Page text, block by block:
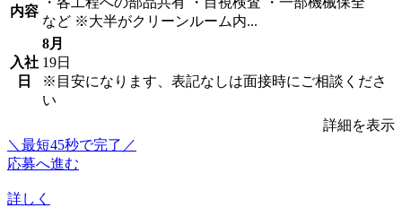
内容
など ※大半がクリーンルーム内...
入社
日
8月
19日
※目安になります、表記なしは面接時にご相談くださ
い
詳細を表示
＼最短45秒で完了／
応募へ進む
詳しく